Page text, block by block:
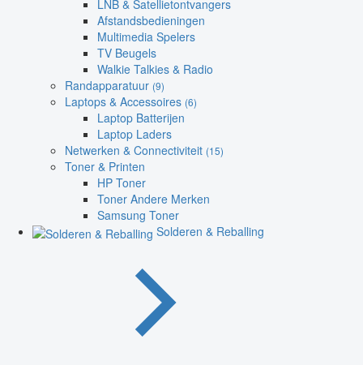
LNB & Satellietontvangers
Afstandsbedieningen
Multimedia Spelers
TV Beugels
Walkie Talkies & Radio
Randapparatuur (9)
Laptops & Accessoires (6)
Laptop Batterijen
Laptop Laders
Netwerken & Connectiviteit (15)
Toner & Printen
HP Toner
Toner Andere Merken
Samsung Toner
Solderen & Reballing